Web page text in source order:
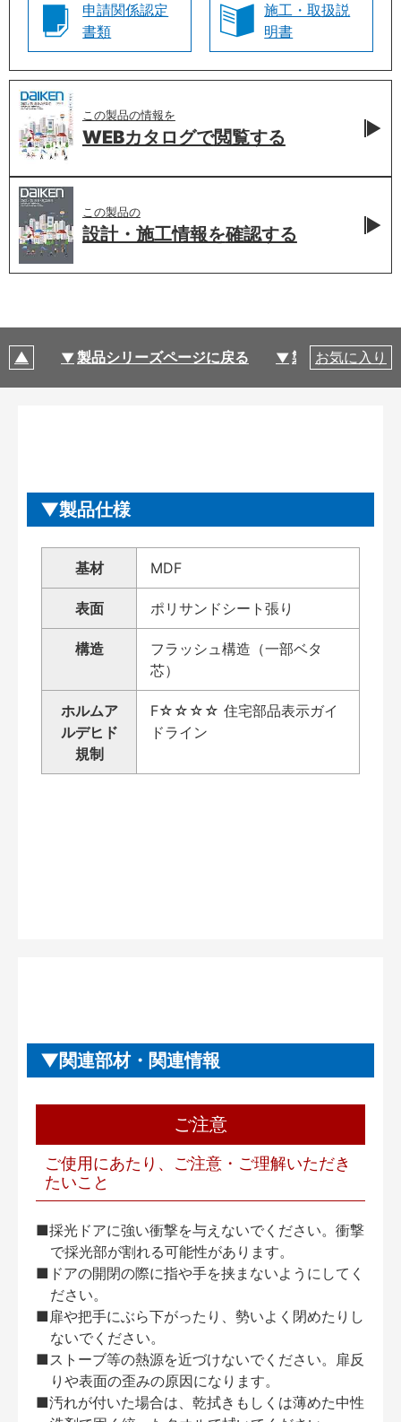
申請関係認定
書類
施工・取扱説
明書
この製品の情報を
WEBカタログで閲覧する
この製品の
設計・施工情報を確認する
製品シリーズページに戻る 製品仕様
お気に入り
製品仕様
基材 MDF
表面 ポリサンドシート張り
構造
フラッシュ構造（一部ベタ
芯）
ホルムア
ルデヒド
規制
F☆☆☆☆ 住宅部品表示ガイ
ドライン
関連部材・関連情報
ご注意
ご使用にあたり、ご注意・ご理解いただき
たいこと
■採光ドアに強い衝撃を与えないでください。衝撃
で採光部が割れる可能性があります。
■ドアの開閉の際に指や手を挟まないようにしてく
ださい。
■扉や把手にぶら下がったり、勢いよく閉めたりし
ないでください。
■ストーブ等の熱源を近づけないでください。扉反
りや表面の歪みの原因になります。
■汚れが付いた場合は、乾拭きもしくは薄めた中性